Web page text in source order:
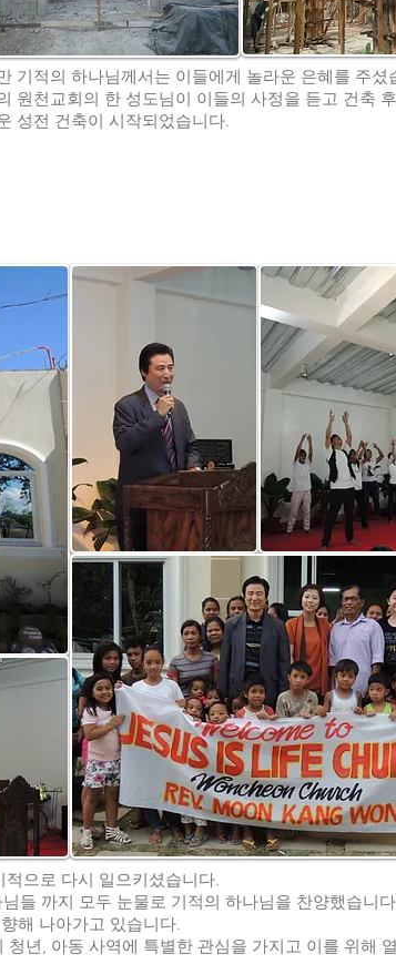
기적의 하나님께서는 이들에게 놀라운 은혜를 주셨
원천교회의 한 성도님이 이들의 사정을 듣고 건축
성전 건축이 시작되었습니다.
으로 다시 일으키셨습니다.
들 까지 모두 눈물로 기적의 하나님을 찬양했습니
해 나아가고 있습니다.
년, 아동 사역에 특별한 관심을 가지고 이를 위해